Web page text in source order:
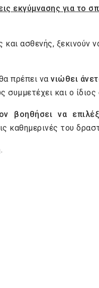
εκγύμνασης για το
ασθενής, ξεκινούν
πρέπει να νιώθει
συμμετέχει και ο
βοηθήσει να
καθημερινές του